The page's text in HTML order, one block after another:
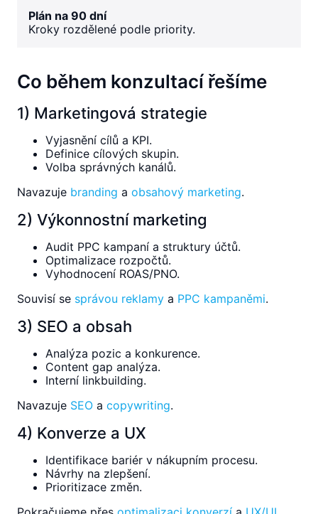
Plán na 90 dní
Kroky rozdělené podle priority.
Co během konzultací řešíme
1) Marketingová strategie
Vyjasnění cílů a KPI.
Definice cílových skupin.
Volba správných kanálů.
Navazuje branding a obsahový marketing.
2) Výkonnostní marketing
Audit PPC kampaní a struktury účtů.
Optimalizace rozpočtů.
Vyhodnocení ROAS/PNO.
Souvisí se správou reklamy a PPC kampaněmi.
3) SEO a obsah
Analýza pozic a konkurence.
Content gap analýza.
Interní linkbuilding.
Navazuje SEO a copywriting.
4) Konverze a UX
Identifikace bariér v nákupním procesu.
Návrhy na zlepšení.
Prioritizace změn.